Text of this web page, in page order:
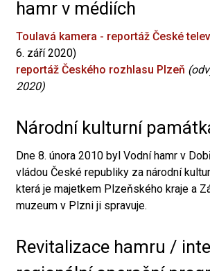
hamr v médiích
Toulavá kamera - reportáž České
6. září 2020)
reportáž Českého rozhlasu Plzeň
2020)
Národní kulturní
Dne 8. února 2010 byl Vodní hamr v
vládou České republiky za národní
která je majetkem Plzeňského kraje a
muzeum v Plzni ji spravuje.
Revitalizace hamru /